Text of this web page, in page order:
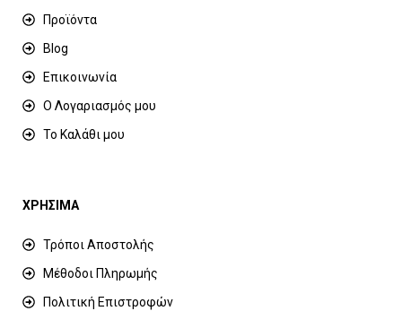
Προϊόντα
Blog
Επικοινωνία
Ο Λογαριασμός μου
Το Καλάθι μου
ΧΡΗΣΙΜΑ
Τρόποι Αποστολής
Μέθοδοι Πληρωμής
Πολιτική Επιστροφών